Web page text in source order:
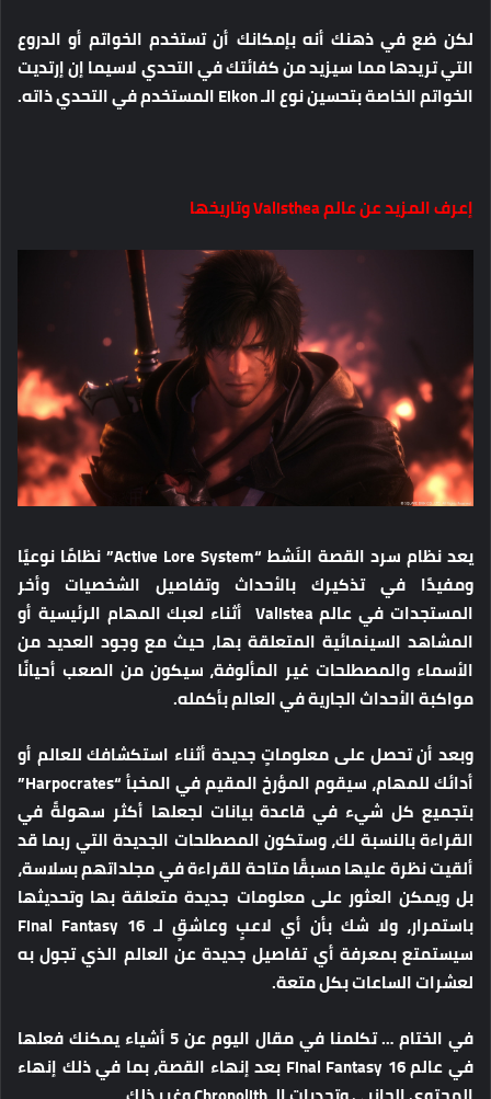
لكن ضع في ذهنك أنه بإمكانك أن تستخدم الخواتم أو الدروع
التي تريدها مما سيزيد من كفائتك في التحدي لاسيما إن إرتديت
الخواتم الخاصة بتحسين نوع الـ Eikon المستخدم في التحدي ذاته.
إعرف المزيد عن عالم Valisthea وتاريخها
يعد نظام سرد القصة النَشط “Active Lore System” نظامًا نوعيًا
ومفيدًا في تذكيرك بالأحداث وتفاصيل الشخصيات وأخر
المستجدات في عالم Valistea أثناء لعبك المهام الرئيسية أو
المشاهد السينمائية المتعلقة بها، حيث مع وجود العديد من
الأسماء والمصطلحات غير المألوفة، سيكون من الصعب أحيانًا
مواكبة الأحداث الجارية في العالم بأكمله.
وبعد أن تحصل على معلوماتٍ جديدة أثناء استكشافك للعالم أو
أدائك للمهام، سيقوم المؤرخ المقيم في المخبأ “Harpocrates”
بتجميع كل شيء في قاعدة بيانات لجعلها أكثر سهولةً في
القراءة بالنسبة لك، وستكون المصطلحات الجديدة التي ربما قد
ألقيت نظرة عليها مسبقًا متاحة للقراءة في مجلداتهم بسلاسة،
بل ويمكن العثور على معلومات جديدة متعلقة بها وتحديثها
باستمرار، ولا شك بأن أي لاعبٍ وعاشقٍ لـ Final Fantasy 16
سيستمتع بمعرفة أي تفاصيل جديدة عن العالم الذي تجول به
لعشرات الساعات بكل متعة.
في الختام …
تكلمنا في مقال اليوم عن 5 أشياء يمكنك فعلها
في عالم Final Fantasy 16 بعد إنهاء القصة، بما في ذلك إنهاء